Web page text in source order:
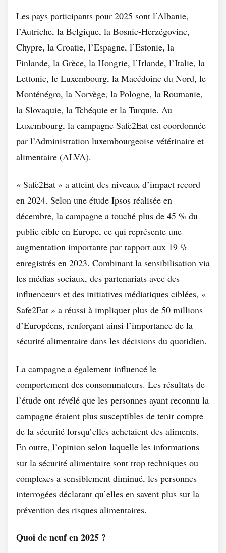
Les pays participants pour 2025 sont l’Albanie,
l’Autriche, la Belgique, la Bosnie-Herzégovine,
Chypre, la Croatie, l’Espagne, l’Estonie, la
Finlande, la Grèce, la Hongrie, l’Irlande, l’Italie, la
Lettonie, le Luxembourg, la Macédoine du Nord, le
Monténégro, la Norvège, la Pologne, la Roumanie,
la Slovaquie, la Tchéquie et la Turquie. Au
Luxembourg, la campagne Safe2Eat est coordonnée
par l’Administration luxembourgeoise vétérinaire et
alimentaire (ALVA).
« Safe2Eat » a atteint des niveaux d’impact record
en 2024. Selon une étude Ipsos réalisée en
décembre, la campagne a touché plus de 45 % du
public cible en Europe, ce qui représente une
augmentation importante par rapport aux 19 %
enregistrés en 2023. Combinant la sensibilisation via
les médias sociaux, des partenariats avec des
influenceurs et des initiatives médiatiques ciblées, «
Safe2Eat » a réussi à impliquer plus de 50 millions
d’Européens, renforçant ainsi l’importance de la
sécurité alimentaire dans les décisions du quotidien.
La campagne a également influencé le
comportement des consommateurs. Les résultats de
l’étude ont révélé que les personnes ayant reconnu la
campagne étaient plus susceptibles de tenir compte
de la sécurité lorsqu’elles achetaient des aliments.
En outre, l’opinion selon laquelle les informations
sur la sécurité alimentaire sont trop techniques ou
complexes a sensiblement diminué, les personnes
interrogées déclarant qu’elles en savent plus sur la
prévention des risques alimentaires.
Quoi de neuf en 2025 ?